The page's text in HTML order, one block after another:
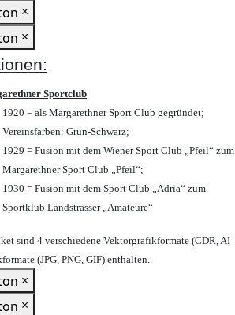
×
×
Sportclub
1920 = als Margarethner Sport Club gegründet;
Vereinsfarben: Grün-Schwarz;
1929 = Fusion mit dem Wiener Sport Club „Pfeil“ zum
Margarethner Sport Club „Pfeil“;
1930 = Fusion mit dem Sport Club „Adria“ zum
Sportklub Landstrasser „Amateure“
sind 4 verschiedene Vektorgrafikformate (CDR, AI
(JPG, PNG, GIF) enthalten.
×
×